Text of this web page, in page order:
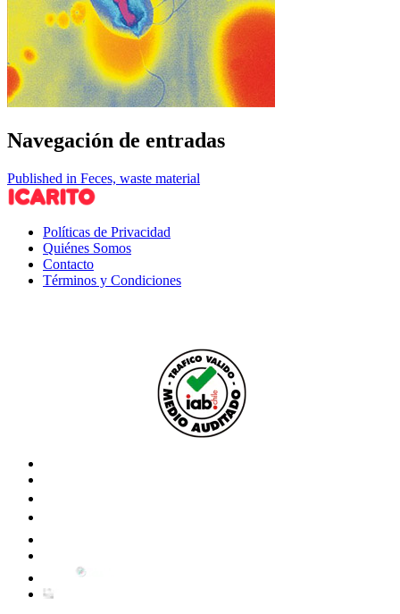
Navegación de entradas
Published in Feces, waste material
Políticas de Privacidad
Quiénes Somos
Contacto
Términos y Condiciones